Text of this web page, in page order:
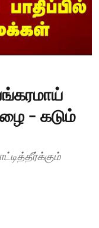
- கடும்